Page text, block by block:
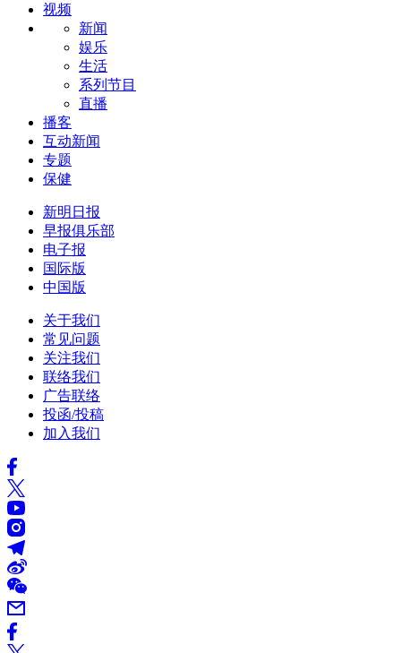
视频
新闻
娱乐
生活
系列节目
直播
播客
互动新闻
专题
保健
新明日报
早报俱乐部
电子报
国际版
中国版
关于我们
常见问题
关注我们
联络我们
广告联络
投函/投稿
加入我们